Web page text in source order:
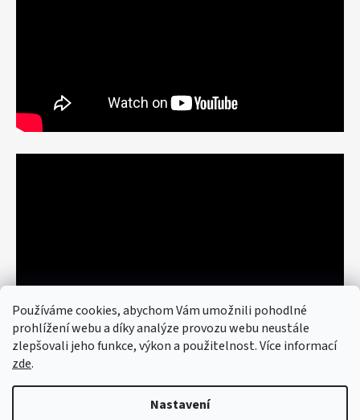
Používáme cookies, abychom Vám umožnili pohodlné
prohlížení webu a díky analýze provozu webu neustále
zlepšovali jeho funkce, výkon a použitelnost. Více informací
zde.
Nastavení